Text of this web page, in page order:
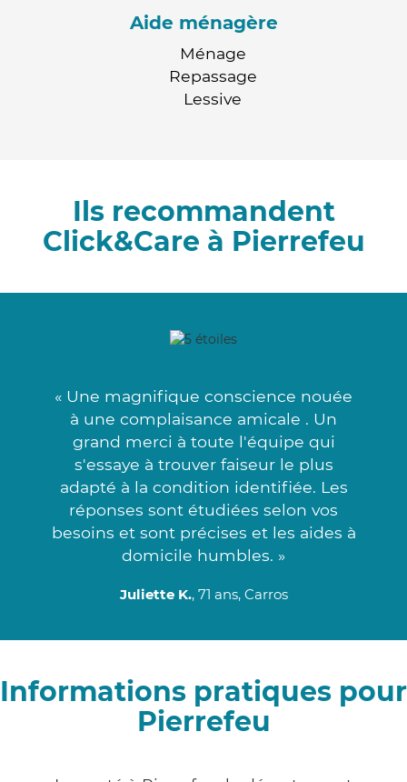
Aide ménagère
Ménage
Repassage
Lessive
Ils recommandent
Click&Care à Pierrefeu
« Une magnifique conscience nouée
à une complaisance amicale . Un
grand merci à toute l'équipe qui
s'essaye à trouver faiseur le plus
adapté à la condition identifiée. Les
réponses sont étudiées selon vos
besoins et sont précises et les aides à
domicile humbles. »
Juliette K., 71 ans, Carros
Informations pratiques pour
Pierrefeu